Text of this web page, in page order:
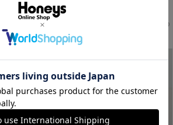
シャーリングサロペット
税込
￥3,980税込